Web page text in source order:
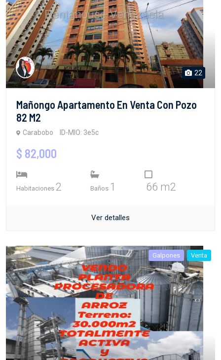
22
Mañongo Apartamento En Venta Con Pozo
82 M2
Carabobo ID-MIO: 3e5c
$ 82,000
Habitaciones 2 Baños 1 66 m2
Ver detalles
Galpones Venta